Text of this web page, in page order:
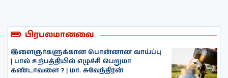
பிரபலமானவை
இளைஞர்களுக்கான பொன்னான வாய்ப்பு
| பால் உற்பத்தியில் எழுச்சி பெறுமா
கண்டாவளை ? | மா. சுவேந்திரன்